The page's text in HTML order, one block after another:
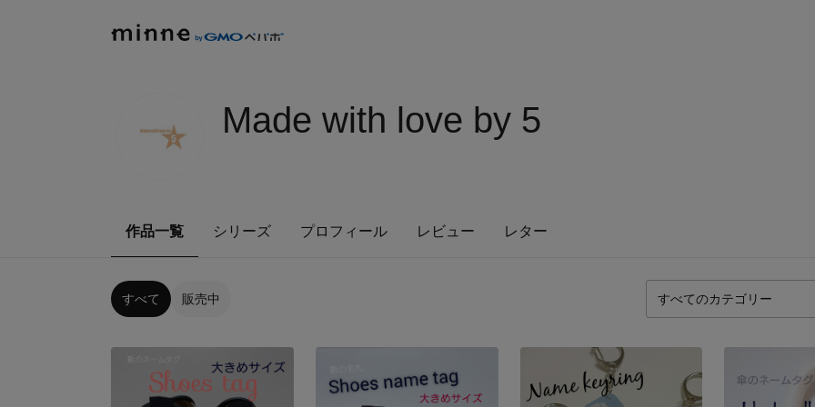
Made with love by 5
作品一覧 シリーズ プロフィール レビュー レター
すべて 販売中